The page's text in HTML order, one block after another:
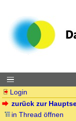
Login
zurück zur
in Thread öffnen